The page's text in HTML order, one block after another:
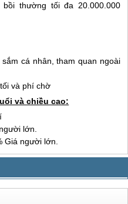
thường tối đa 20.000.000
cá nhân, tham quan ngoài
và phí chờ
và chiều cao:
lớn.
Giá người lớn.